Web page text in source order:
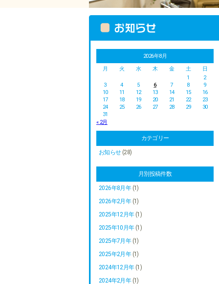
2026年8月
月
火 水 木 金 土
日
1
2
3
4 5 6 7 8
9
10
11 12 13 14 15
16
17
18 19 20 21 22
23
24
25 26 27 28 29
30
31
« 2月
カテゴリー
お知らせ(28)
月別投稿件数
2026年8月年(1)
2026年2月年(1)
2025年12月年(1)
2025年10月年(1)
2025年7月年(1)
2025年2月年(1)
2024年12月年(1)
2024年2月年(1)